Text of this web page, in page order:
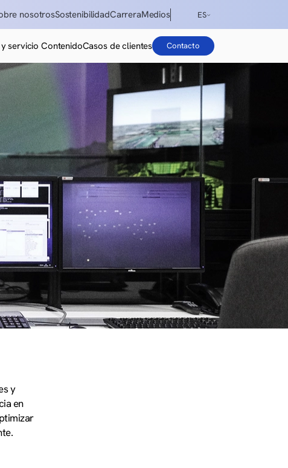
ES
ENG
DE
ES
IT
servicio ContenidoCasos de clientes Contacto
nosotrosSostenibilidadCarreraMedios
y
en